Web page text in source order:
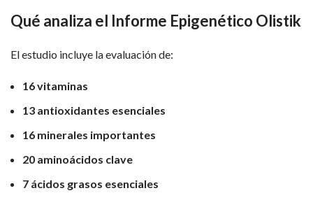
Qué analiza el Informe Epigenético Olistik
El estudio incluye la evaluación de:
16 vitaminas
13 antioxidantes esenciales
16 minerales importantes
20 aminoácidos clave
7 ácidos grasos esenciales